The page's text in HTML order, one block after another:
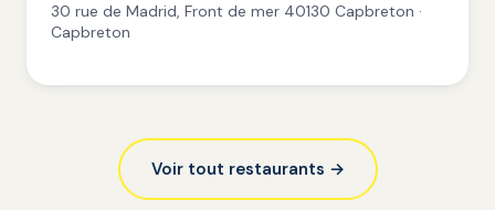
30 rue de Madrid, Front de mer 40130 Capbreton ·
Capbreton
Voir tout restaurants →